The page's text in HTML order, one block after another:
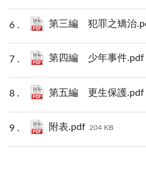
第三編 犯罪之矯治
第四編 少年事件.pdf
第五編 更生保護.pdf
附表.pdf 204 KB